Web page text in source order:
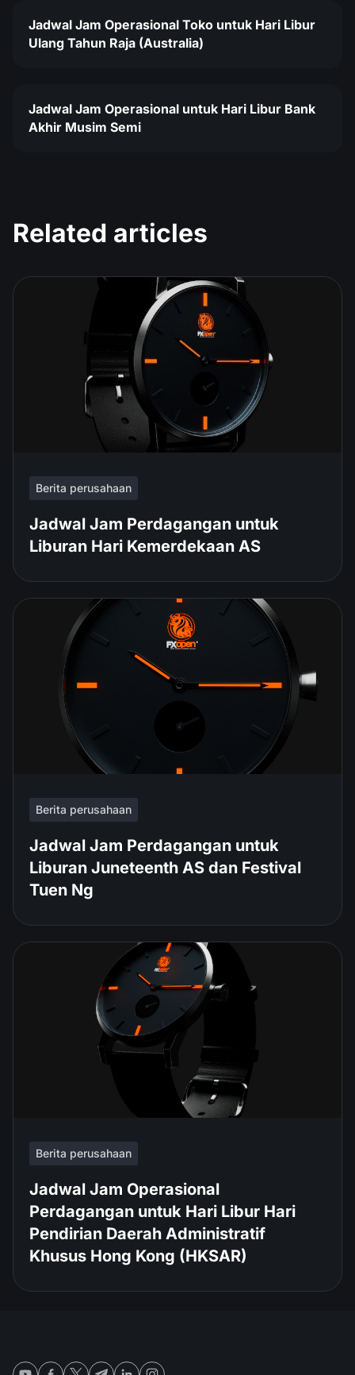
Jadwal Jam Operasional Toko untuk Hari Libur
Ulang Tahun Raja (Australia)
Jadwal Jam Operasional untuk Hari Libur Bank
Akhir Musim Semi
Related articles
Berita perusahaan
Jadwal Jam Perdagangan untuk
Liburan Hari Kemerdekaan AS
Berita perusahaan
Jadwal Jam Perdagangan untuk
Liburan Juneteenth AS dan Festival
Tuen Ng
Berita perusahaan
Jadwal Jam Operasional
Perdagangan untuk Hari Libur Hari
Pendirian Daerah Administratif
Khusus Hong Kong (HKSAR)